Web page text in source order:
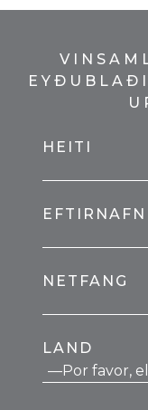
HEITI
EFTIRNAFN
NETFANG
LAND